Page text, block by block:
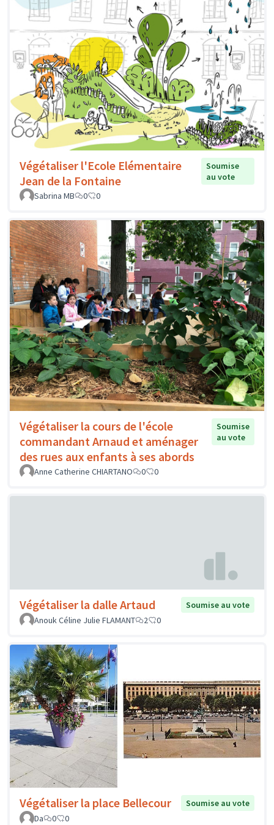
Végétaliser l'Ecole Elémentaire
Jean de la Fontaine
Soumise
au vote
Sabrina MB
0 0
Végétaliser la cours de l'école
commandant Arnaud et aménager
des rues aux enfants à ses abords
Soumise
au vote
Anne Catherine CHIARTANO 0 0
Végétaliser la dalle Artaud
Soumise au vote
Anouk Céline Julie FLAMANT
2 0
Végétaliser la place Bellecour
Soumise au vote
Da
0 0